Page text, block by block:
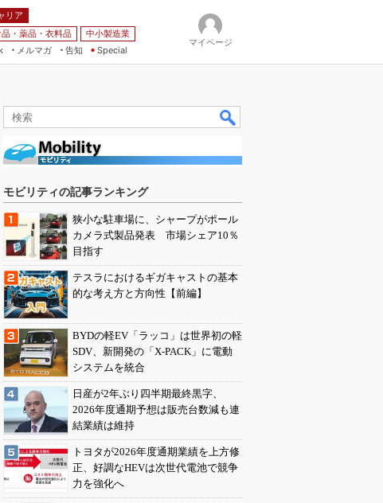
リア
・薬品・衣料品
中小製造業
メルマガ
告知 Special
マイページ
モビリティの記事ランキング
狭小な駐車場に、シャープがポール
カメラ式製品発表 市場シェア10％
目指す
テスラにおけるギガキャストの基本
的な考え方と方向性【前編】
BYDの軽EV「ラッコ」は世界初の軽
SDV、新開発の「X-PACK」に電動
システムを統合
日産が2年ぶり四半期最終黒字、
2026年度通期予想は販売台数減も連
結業績は維持
トヨタが2026年度通期業績を上方修
正、好調なHEVは次世代電池で競争
力を強化へ